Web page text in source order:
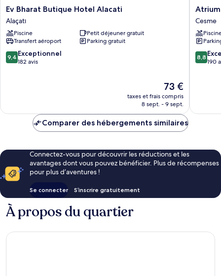
Ev
Bharat
Butique
Hotel
Alacati
Alaçatı
Ev Bharat Butique Hotel Alacati
Alaçatı
Piscine
Petit déjeuner gratuit
Transfert aéroport
Parking gratuit
9.4
sur
9,4 Exceptionnel
182 avis
Le
nouveau
prix
de
73 €
taxes et frais compris
8 sept. - 9 sept.
Atrium
Taş
Otel
Cesme
Cesme
8.8
sur
8,8
190
Comparer des hébergements similaires
Connectez-vous pour découvrir les réductions et les
avantages dont vous pouvez bénéficier. Plus de récompenses
pour plus d’aventures !
Se connecter S’inscrire gratuitement
À propos du quartier